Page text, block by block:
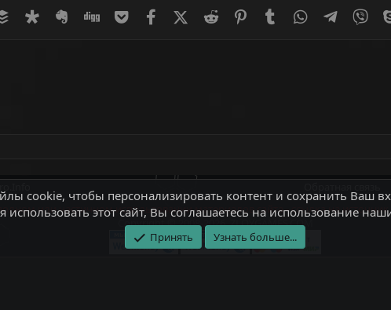
Buffer DiasporaEvernoteDigg GetpocketFacebookX (Twitter)
Reddit PinterestTumblr WhatsAppTelegram
или частичном использовании материалов сайта - ссылка на источник
Copyright © 2008-2026, ZLOYGAMES.COM
cookie, чтобы персонализировать контент и сохранить Ваш
использовать этот сайт, Вы соглашаетесь на использование
Принять Узнать больше...